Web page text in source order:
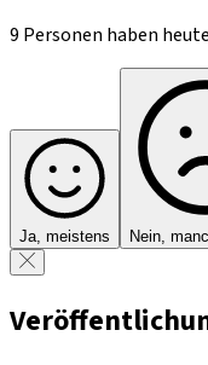
9 Personen haben
Ja, meistens Nein,